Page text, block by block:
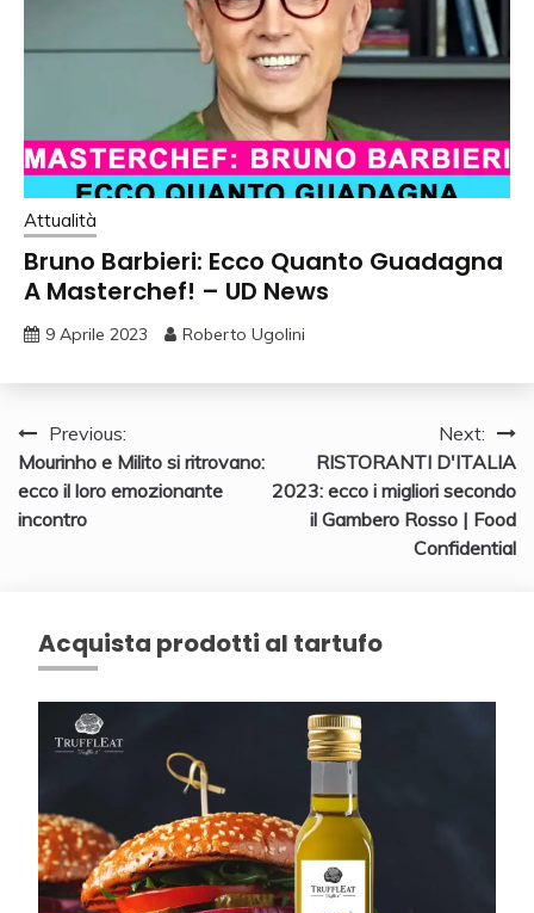
Attualità
Bruno Barbieri: Ecco Quanto Guadagna
A Masterchef! – UD News
9 Aprile 2023 Roberto Ugolini
Navigazione
articoli
Previous:
Mourinho e Milito si ritrovano:
ecco il loro emozionante
incontro
Next:
RISTORANTI D'ITALIA
2023: ecco i migliori secondo
il Gambero Rosso | Food
Confidential
Acquista prodotti al tartufo